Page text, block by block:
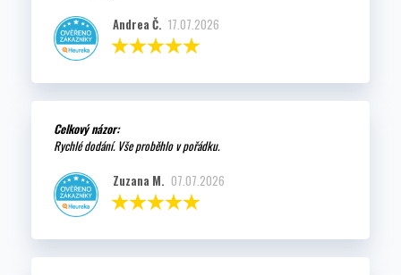
Andrea Č. 17.07.2026
Celkový názor:
Rychlé dodání. Vše proběhlo v pořádku.
Zuzana M. 07.07.2026